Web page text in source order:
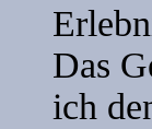
Das
ich